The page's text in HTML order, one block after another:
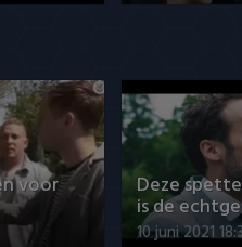
voor Deze
is de
10 juni 2021